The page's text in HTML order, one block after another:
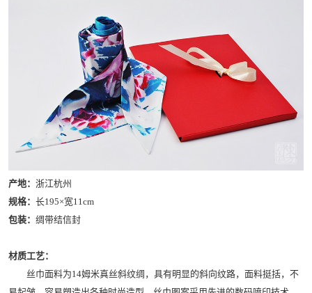
产地： 浙江杭州
规格： 长195×宽11cm
包装： 绸带结信封
材质工艺：
丝巾面料为14姆米真丝斜纹绸，具有明显的斜向纹路，面料挺括，不